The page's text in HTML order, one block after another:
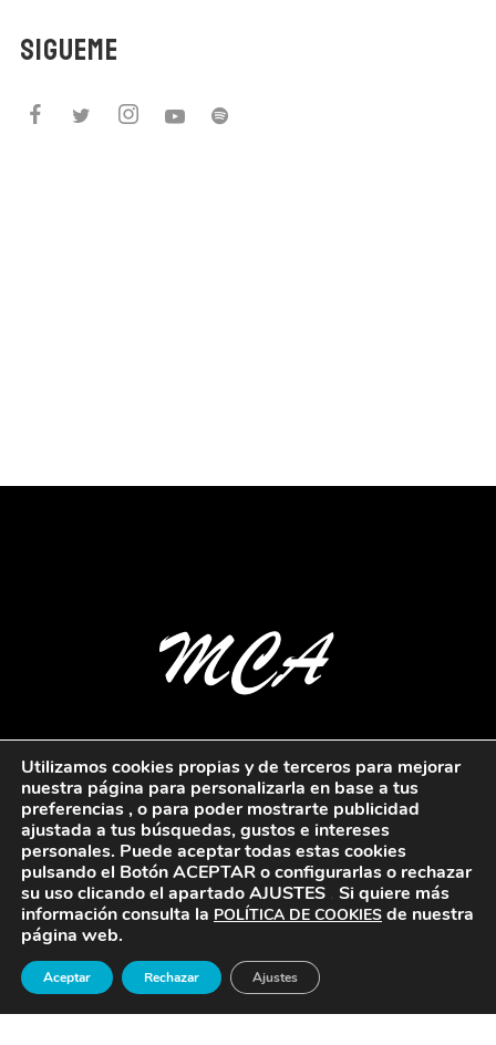
SIGUEME
©2026Miguel Cardona MCAPolítica de privacidad
Politica
Utilizamos cookies propias y de terceros para mejorar
nuestra página para personalizarla en base a tus
preferencias , o para poder mostrarte publicidad
ajustada a tus búsquedas, gustos e intereses
personales. Puede aceptar todas estas cookies
pulsando el Botón ACEPTARo configurarlas o rechazar
su uso clicando el apartado AJUSTES Si quiere más
información consulta la POLÍTICA DE COOKIES de nuestra
página web.
Aceptar Rechazar Ajustes